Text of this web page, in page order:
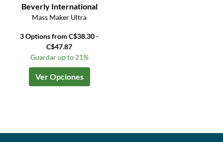
Beverly International
Mass Maker Ultra
3 Options from C$38.30 -
C$47.87
Guardar up to 21%
Ver Opciones